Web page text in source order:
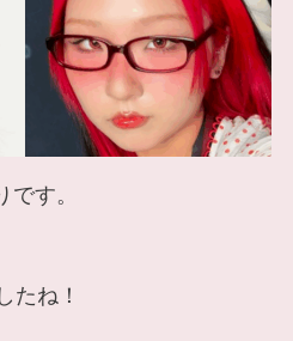
す。
たね！